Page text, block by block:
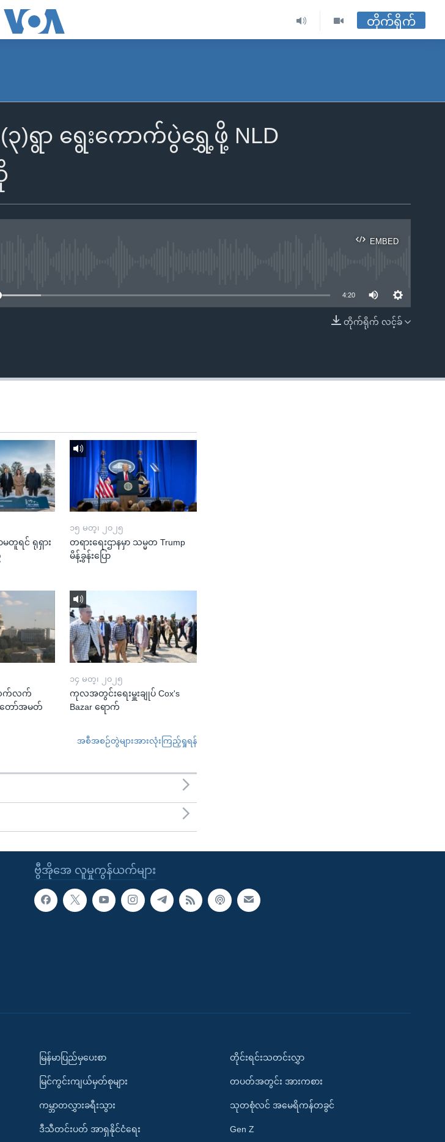
တိုက်ရိုက်
(၃)ရွာ ရွေးကောက်ပွဲရွှေ့ဖို့ NLD
EMBED
EMBED
4:20
တိုက်ရိုက် လင့်ခ်
တူရင် ရုရှား
၁၅ မတ္၊ ၂၀၂၅
တရားရေးဌာနမှာ သမ္မတ Trump
မိန့်ခွန်းပြော
က်လက်
ော်အမတ်
၁၄ မတ္၊ ၂၀၂၅
ကုလအတွင်းရေးမှူးချုပ် Cox's
Bazar ရောက်
အစီအစဉ်တွဲများအားလုံးကြည့်ရှုရန်
ဗွီအိုအေ လူမှုကွန်ယက်များ
မြန်မာပြည်မှပေးစာ
မြင်ကွင်းကျယ်မှတ်စုများ
ကမ္ဘာတလွှားခရီးသွား
ဒီသီတင်းပတ် အာရှနိုင်ငံရေး
တိုင်းရင်းသတင်းလွှာ
တပတ်အတွင်း အားကစား
သုတစုံလင် အမေရိကန်တခွင်
Gen Z